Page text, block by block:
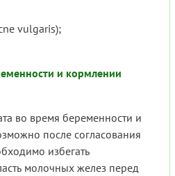
vulgaris);
и кормлении
во время беременности и
после согласования
избегать
молочных желез перед